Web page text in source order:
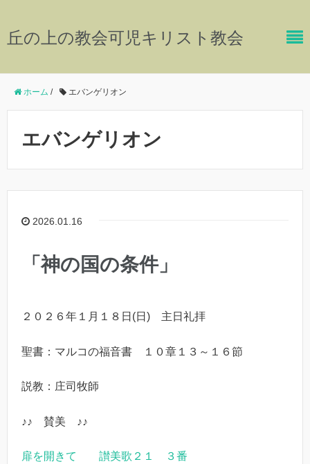
丘の上の教会可児キリスト教会
ホーム / エバンゲリオン
エバンゲリオン
2026.01.16
「神の国の条件」
２０２６年１月１８日(日) 主日礼拝
聖書：マルコの福音書 １０章１３～１６節
説教：庄司牧師
♪♪ 賛美 ♪♪
扉を開きて 讃美歌２１ ３番